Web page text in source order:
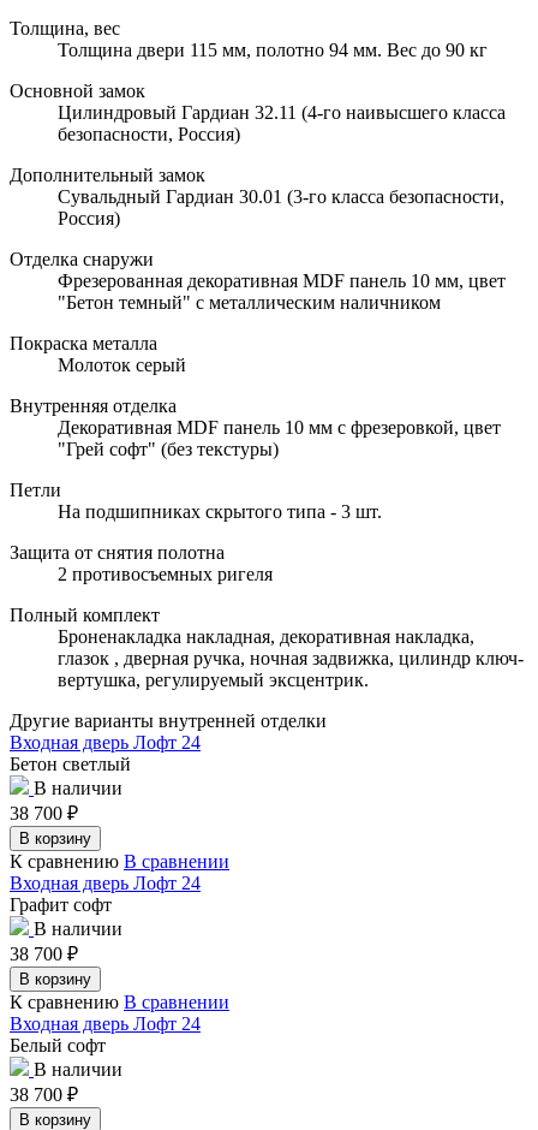
Толщина, вес
Толщина двери 115 мм, полотно 94 мм. Вес до 90 кг
Основной замок
Цилиндровый Гардиан 32.11 (4-го наивысшего класса
безопасности, Россия)
Дополнительный замок
Сувальдный Гардиан 30.01 (3-го класса безопасности,
Россия)
Отделка снаружи
Фрезерованная декоративная MDF панель 10 мм, цвет
"Бетон темный" с металлическим наличником
Покраска металла
Молоток серый
Внутренняя отделка
Декоративная MDF панель 10 мм с фрезеровкой, цвет
"Грей софт" (без текстуры)
Петли
На подшипниках скрытого типа - 3 шт.
Защита от снятия полотна
2 противосъемных ригеля
Полный комплект
Броненакладка накладная, декоративная накладка,
глазок , дверная ручка, ночная задвижка, цилиндр ключ-
вертушка, регулируемый эксцентрик.
Другие варианты внутренней отделки
Входная дверь Лофт 24
Бетон светлый
В наличии
38 700 ₽
В корзину
К сравнению В сравнении
Входная дверь Лофт 24
Графит софт
В наличии
38 700 ₽
В корзину
К сравнению В сравнении
Входная дверь Лофт 24
Белый софт
В наличии
38 700 ₽
В корзину